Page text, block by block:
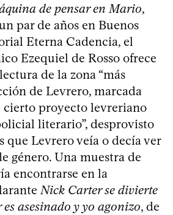
de pensar en Mario,
par de años en Buenos
Eterna Cadencia, el
Ezequiel de Rosso ofrece
de la zona “más
de Levrero, marcada
cierto proyecto levreriano
literario”, desprovisto
que Levrero veía o decía ver
género. Una muestra de
encontrarse en la
Nick Carter se divierte
asesinado y yo agonizo, de